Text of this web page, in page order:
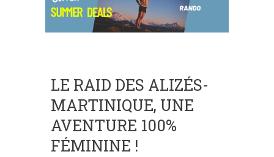
LE RAID DES ALIZÉS-
MARTINIQUE, UNE
AVENTURE 100%
FÉMININE !